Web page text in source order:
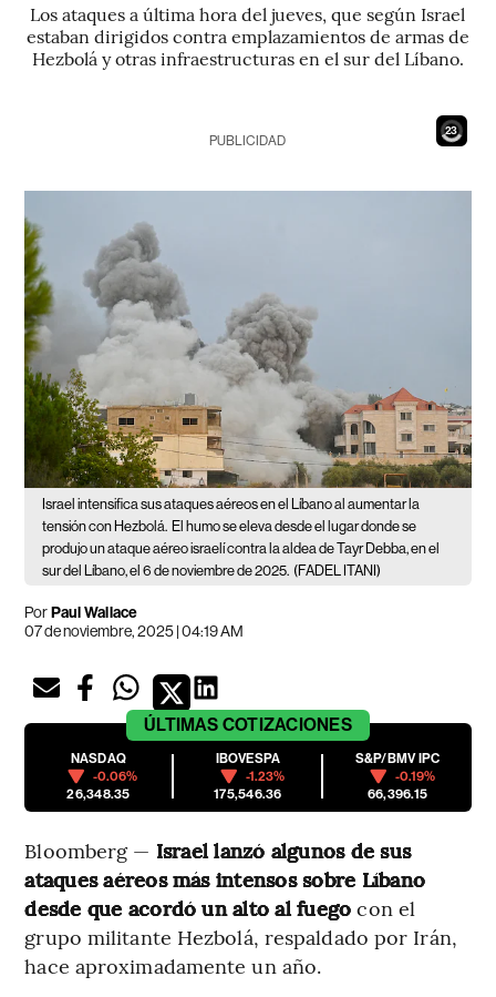
Los ataques a última hora del jueves, que según Israel
estaban dirigidos contra emplazamientos de armas de
Hezbolá y otras infraestructuras en el sur del Líbano.
21
PUBLICIDAD
Israel intensifica sus ataques aéreos en el Líbano al aumentar la
tensión con Hezbolá. El humo se eleva desde el lugar donde se
produjo un ataque aéreo israelí contra la aldea de Tayr Debba, en el
sur del Líbano, el 6 de noviembre de 2025. (FADEL ITANI)
PorPaul Wallace
07 de noviembre, 2025 | 04:19 AM
ÚLTIMAS COTIZACIONES
NASDAQ
-0.06%
26,348.35
IBOVESPA
-1.23%
175,546.36
S&P/BMV IPC
-0.19%
66,396.15
Bloomberg — Israel lanzó algunos de sus
ataques aéreos más intensos sobre Líbano
desde que acordó un alto al fuego con el
grupo militante Hezbolá, respaldado por Irán,
hace aproximadamente un año.